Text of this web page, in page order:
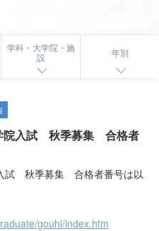
卒業生の方へ
企業・採用担当者の方へ
お問い合わせ
学科・大学院・施
設
年別
院入試 秋季募集 合格者
試 秋季募集 合格者番号は以
gouhi/index.htm